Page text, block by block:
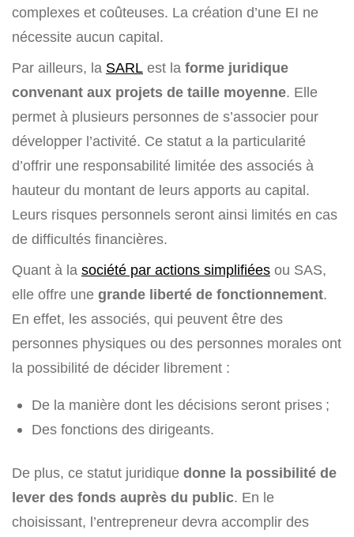
complexes et coûteuses. La création d’une EI ne
nécessite aucun capital.
Par ailleurs, la SARL est la forme juridique
convenant aux projets de taille moyenne. Elle
permet à plusieurs personnes de s’associer pour
développer l’activité. Ce statut a la particularité
d’offrir une responsabilité limitée des associés à
hauteur du montant de leurs apports au capital.
Leurs risques personnels seront ainsi limités en cas
de difficultés financières.
Quant à la société par actions simplifiées ou SAS,
elle offre une grande liberté de fonctionnement.
En effet, les associés, qui peuvent être des
personnes physiques ou des personnes morales ont
la possibilité de décider librement :
De la manière dont les décisions seront prises ;
Des fonctions des dirigeants.
De plus, ce statut juridique donne la possibilité de
lever des fonds auprès du public. En le
choisissant, l’entrepreneur devra accomplir des